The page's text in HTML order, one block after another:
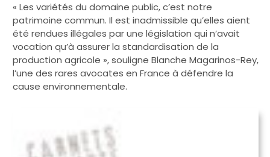
« Les variétés du domaine public, c’est notre
patrimoine commun. Il est inadmissible qu’elles aient
été rendues illégales par une législation qui n’avait
vocation qu’à assurer la standardisation de la
production agricole », souligne Blanche Magarinos-Rey,
l’une des rares avocates en France à défendre la
cause environnementale.